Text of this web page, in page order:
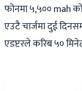
फोनमा ५,५०० mah
एउटै चार्जमा दुई
एडप्टरले करिब ५०